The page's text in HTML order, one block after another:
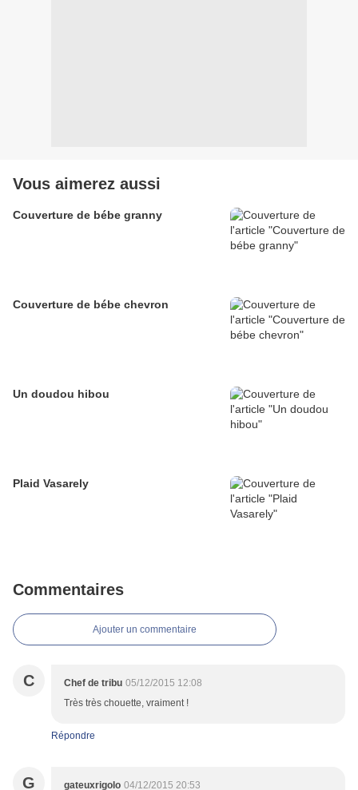
Vous aimerez aussi
Couverture de bébe granny
Couverture de bébe chevron
Un doudou hibou
Plaid Vasarely
Commentaires
Ajouter un commentaire
C Chef de tribu 05/12/2015 12:08
Très très chouette, vraiment !
Répondre
G gateuxrigolo 04/12/2015 20:53